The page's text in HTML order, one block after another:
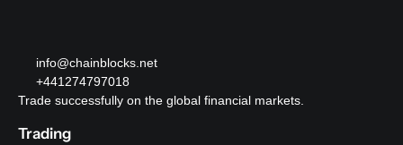
info@chainblocks.net
+441274797018
Trade successfully on the global financial markets.
Trading